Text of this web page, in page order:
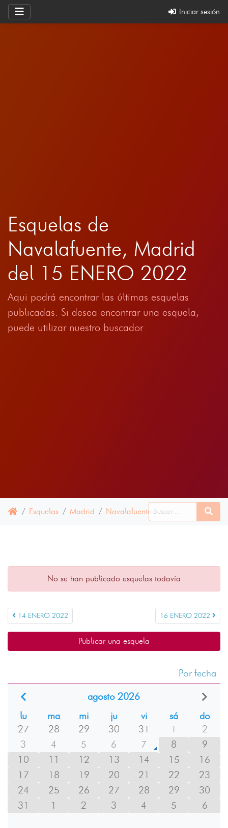
Iniciar sesión
Esquelas de
Navalafuente, Madrid
del 15 ENERO 2022
Aqui podrá encontrar las últimas esquelas
publicadas. Si desea encontrar una esquela,
puede utilizar nuestro buscador
Esquelas Madrid Navalafuente 15 ENERO 2022
No se han publicado esquelas todavía
14 ENERO 2022 16 ENERO 2022
Publicar una esquela
Por fecha
agosto 2026
lu
ma mi ju vi sá
do
27
28 29 30 31 1
2
3
4 5 6 7 8
9
10
11 12 13 14 15
16
17
18 19 20 21 22
23
24
25 26 27 28 29
30
31
1 2 3 4 5 6